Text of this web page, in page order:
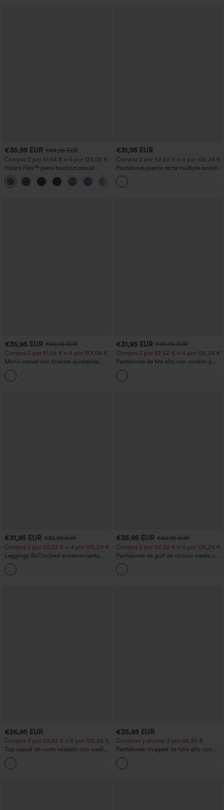
€35,95 EUR €44,95 EUR
Compra 2 por 61,54 € o 4 por 123,08 €.
Halara Flex™ jeans bootcut casual
lavados, de talle alto y con bolsillos
€31,95 EUR
Compra 2 por 52,62 € o 4 por 105,24 €.
Pantalones pierna recta múltiple bolsillo
botón tiro alto
€35,95 EUR €40,95 EUR
Compra 2 por 61,54 € o 4 por 123,08 €.
Mono casual con tirantes ajustables,
fruncidos, pierna ancha, tejido jaspeado
y bolsillos - Easy Peezy
€31,95 EUR €35,95 EUR
Compra 2 por 52,62 € o 4 por 105,24 €.
Pantalones de tiro alto con cordón y
bolsillos, pernera ancha, holgados y de
estilo casual con tacto de lino.
€31,95 EUR €35,95 EUR
Compra 2 por 52,62 € o 4 por 105,24 €.
Leggings SoCinched entrenamiento
moldeador abdomen bolsillo lateral tiro
alto
€35,95 EUR €40,95 EUR
Compra 2 por 52,62 € o 4 por 105,24 €.
Pantalones de golf de cintura media con
cordón, dobladillo curvo, secado rápido,
de corte cónico y con bolsillos - UPF40+
€26,95 EUR
Compra 3 por 52,62 € o 6 por 105,24 €.
Top casual de corte relajado con cuello
redondo y mangas murciélago.
€35,95 EUR
Combina y ahorra: 3 por 88,30 €
Pantalones cropped de talle alto con
bolsillos con cremallera y efecto lino